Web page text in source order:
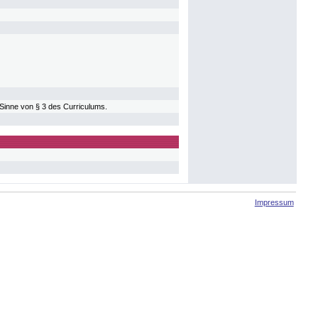
von § 3 des Curriculums.
Impressum